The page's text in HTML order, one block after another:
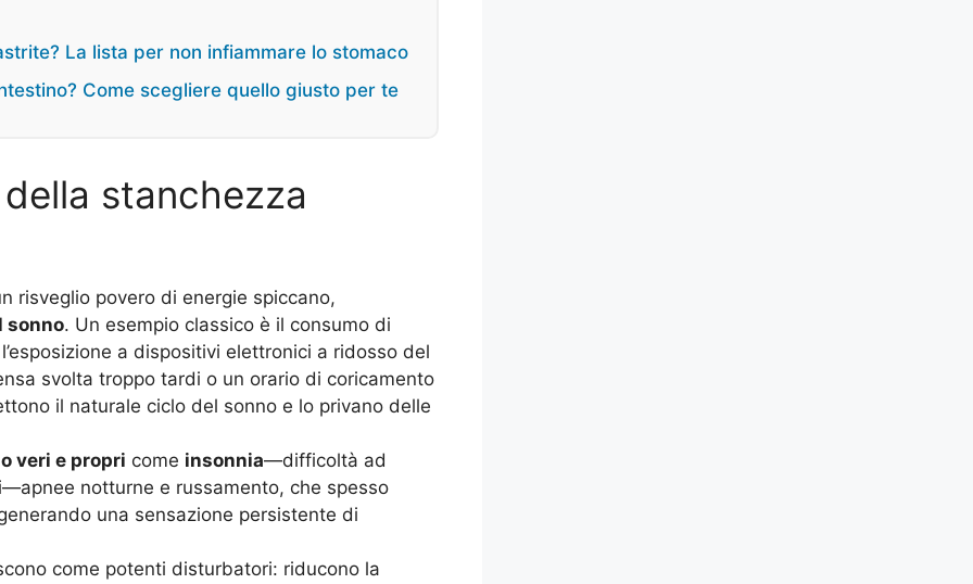
La lista per non infiammare lo stomaco
Come scegliere quello giusto per te
stanchezza
risveglio povero di energie spiccano,
sonno. Un esempio classico è il consumo di
a dispositivi elettronici a ridosso del
svolta troppo tardi o un orario di coricamento
il naturale ciclo del sonno e lo privano delle
veri e propri come insonnia—difficoltà ad
notturne e russamento, che spesso
una sensazione persistente di
come potenti disturbatori: riducono la